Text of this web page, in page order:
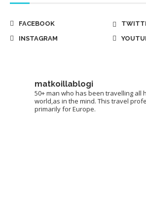
FACEBOOK
INSTAGRAM
matkoillablogi
50+ man who has been travelling all
world,as in the mind. This travel
primarily for Europe.